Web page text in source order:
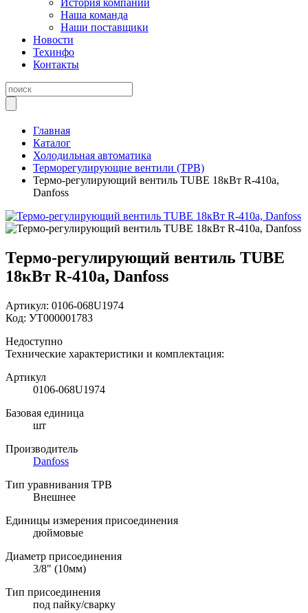
История компании
Наша команда
Наши поставщики
Новости
Техинфо
Контакты
Главная
Каталог
Холодильная автоматика
Терморегулирующие вентили (ТРВ)
Термо-регулирующий вентиль ТUBE 18кВт R-410a,
Danfoss
Термо-регулирующий вентиль ТUBE
18кВт R-410a, Danfoss
Артикул: 0106-068U1974
Код: УТ000001783
Недоступно
Технические характеристики и комплектация:
Артикул
0106-068U1974
Базовая единица
шт
Производитель
Danfoss
Тип уравнивания ТРВ
Внешнее
Единицы измерения присоединения
дюймовые
Диаметр присоединения
3/8" (10мм)
Тип присоединения
под пайку/сварку